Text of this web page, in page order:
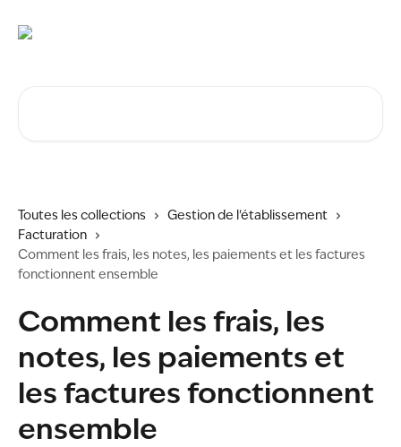
Toutes les collections
Gestion de l'établissement
Facturation
Comment les frais, les notes, les paiements et les factures
fonctionnent ensemble
Comment les frais, les
notes, les paiements et
les factures fonctionnent
ensemble